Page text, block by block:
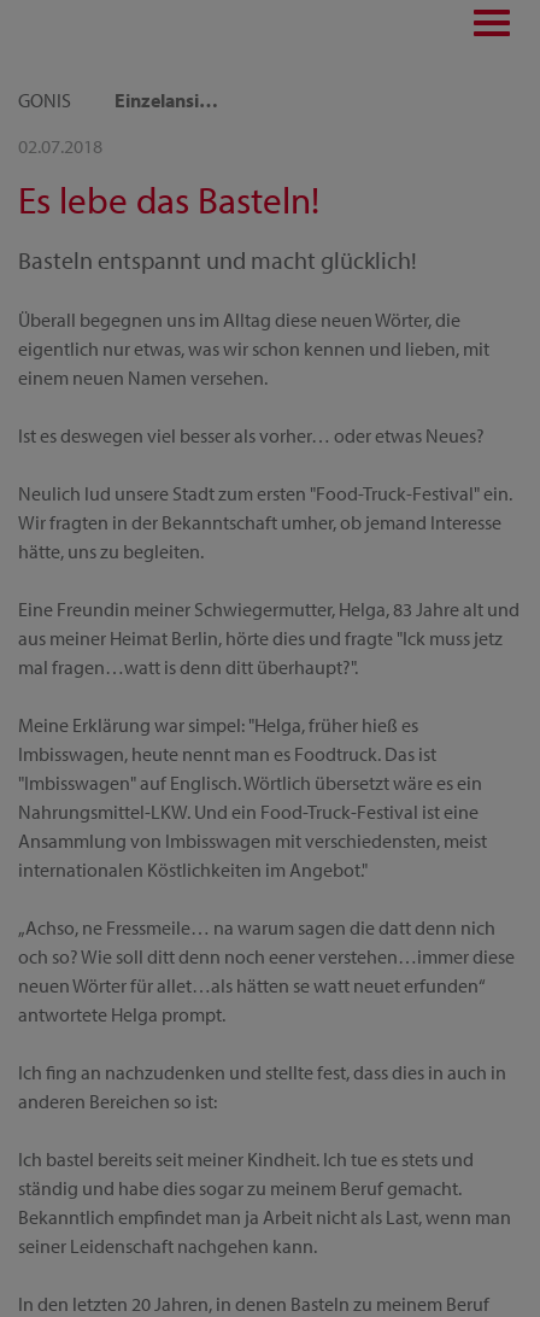
GONIS
Einzelansicht
02.07.2018
Es lebe das Basteln!
Basteln entspannt und macht glücklich!
Überall begegnen uns im Alltag diese neuen Wörter, die
eigentlich nur etwas, was wir schon kennen und lieben, mit
einem neuen Namen versehen.
Ist es deswegen viel besser als vorher… oder etwas Neues?
Neulich lud unsere Stadt zum ersten "Food-Truck-Festival" ein.
Wir fragten in der Bekanntschaft umher, ob jemand Interesse
hätte, uns zu begleiten.
Eine Freundin meiner Schwiegermutter, Helga, 83 Jahre alt und
aus meiner Heimat Berlin, hörte dies und fragte "Ick muss jetz
mal fragen…watt is denn ditt überhaupt?".
Meine Erklärung war simpel: "Helga, früher hieß es
Imbisswagen, heute nennt man es Foodtruck. Das ist
"Imbisswagen" auf Englisch. Wörtlich übersetzt wäre es ein
Nahrungsmittel-LKW. Und ein Food-Truck-Festival ist eine
Ansammlung von Imbisswagen mit verschiedensten, meist
internationalen Köstlichkeiten im Angebot."
„Achso, ne Fressmeile… na warum sagen die datt denn nich
och so? Wie soll ditt denn noch eener verstehen…immer diese
neuen Wörter für allet…als hätten se watt neuet erfunden“
antwortete Helga prompt.
Ich fing an nachzudenken und stellte fest, dass dies in auch in
anderen Bereichen so ist:
Ich bastel bereits seit meiner Kindheit. Ich tue es stets und
ständig und habe dies sogar zu meinem Beruf gemacht.
Bekanntlich empfindet man ja Arbeit nicht als Last, wenn man
seiner Leidenschaft nachgehen kann.
In den letzten 20 Jahren, in denen Basteln zu meinem Beruf